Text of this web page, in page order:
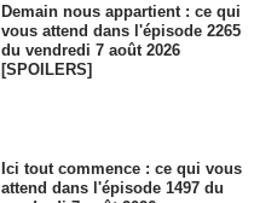
Demain nous appartient : ce qui
vous attend dans l'épisode 2265
du vendredi 7 août 2026
[SPOILERS]
Ici tout commence : ce qui vous
attend dans l'épisode 1497 du